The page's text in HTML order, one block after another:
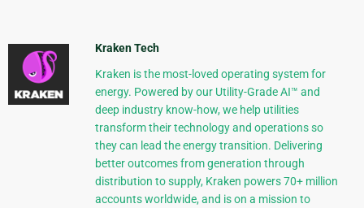
Kraken Tech
Kraken is the most-loved operating system for
energy. Powered by our Utility-Grade AI™ and
deep industry know-how, we help utilities
transform their technology and operations so
they can lead the energy transition. Delivering
better outcomes from generation through
distribution to supply, Kraken powers 70+ million
accounts worldwide, and is on a mission to